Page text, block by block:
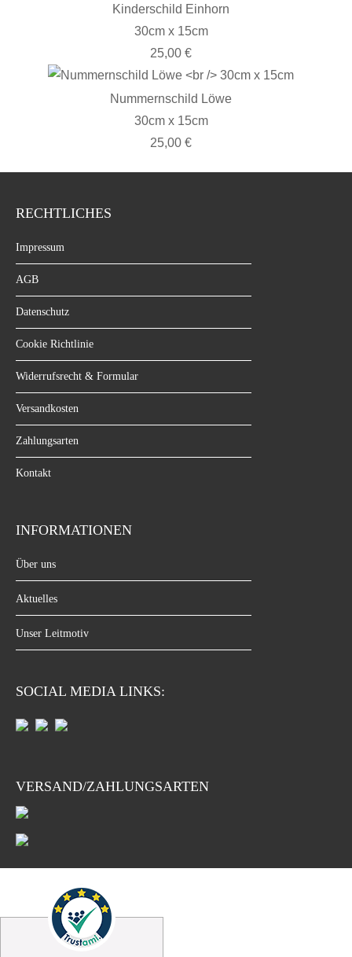
Kinderschild Einhorn
30cm x 15cm
25,00 €
Nummernschild Löwe
30cm x 15cm
25,00 €
RECHTLICHES
Impressum
AGB
Datenschutz
Cookie Richtlinie
Widerrufsrecht & Formular
Versandkosten
Zahlungsarten
Kontakt
INFORMATIONEN
Über uns
Aktuelles
Unser Leitmotiv
SOCIAL MEDIA LINKS:
VERSAND/ZAHLUNGSARTEN